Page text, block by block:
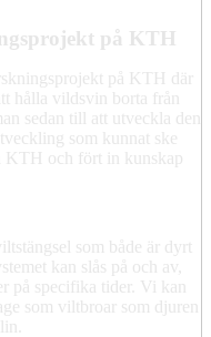
på KTH
på KTH där
hålla vildsvin borta från
sedan till att utveckla den
som kunnat ske
KTH och fört in kunskap
som både är dyrt
kan slås på och av,
specifika tider. Vi kan
som viltbroar som djuren